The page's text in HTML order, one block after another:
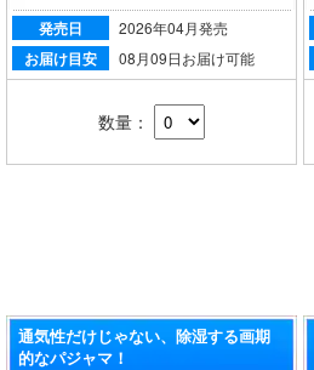
発売日 2026年04月発売
お届け目安 08月09日お届け可能
数量：
通気性だけじゃない、除湿する画期
的なパジャマ！